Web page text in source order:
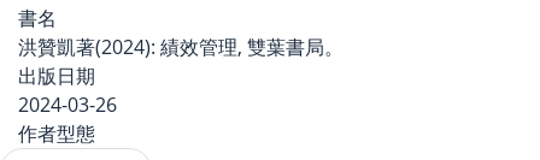
書名
洪贊凱著(2024): 績效管理, 雙葉書局。
出版日期
2024-03-26
作者型態